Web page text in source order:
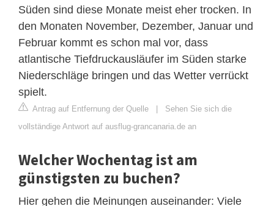
Süden sind diese Monate meist eher trocken. In
den Monaten November, Dezember, Januar und
Februar kommt es schon mal vor, dass
atlantische Tiefdruckausläufer im Süden starke
Niederschläge bringen und das Wetter verrückt
spielt.
Antrag auf Entfernung der Quelle | Sehen Sie sich die
vollständige Antwort auf ausflug-grancanaria.de an
Welcher Wochentag ist am
günstigsten zu buchen?
Hier gehen die Meinungen auseinander: Viele